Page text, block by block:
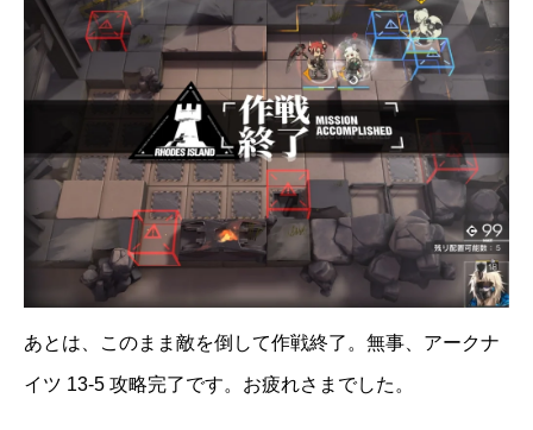
あとは、このまま敵を倒して作戦終了。無事、アークナ
イツ 13-5 攻略完了です。お疲れさまでした。